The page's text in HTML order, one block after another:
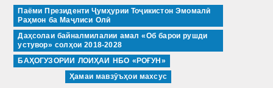
Паёми Президенти Ҷумҳурии Тоҷикистон Эмомалӣ
Раҳмон ба Маҷлиси Олӣ
Даҳсолаи байналмилалии амал «Об барои рушди
устувор» солҳои 2018-2028
БАҲОГУЗОРИИ ЛОИҲАИ НБО «РОҒУН»
Ҳамаи мавзӯъҳои махсус